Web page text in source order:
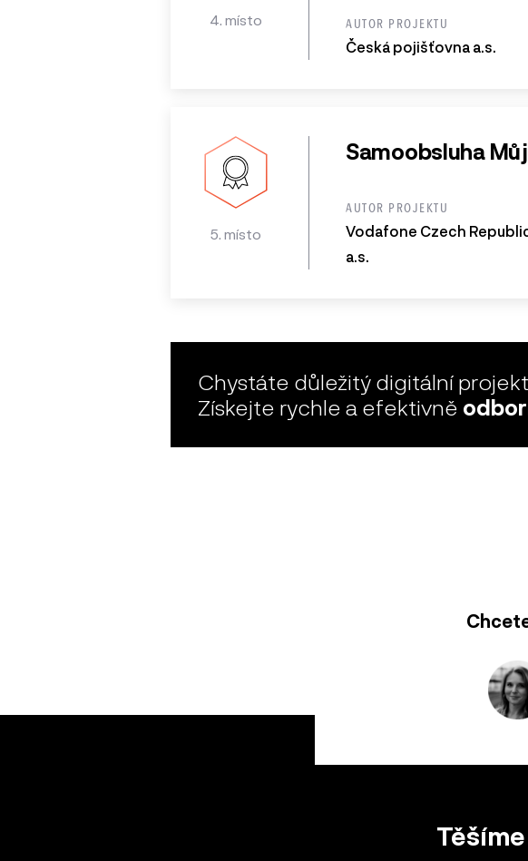
4. místo AUTOR PROJEKTU
Česká pojišťovna a.s.
5. místo
Samoobsluha
AUTOR PROJEKTU
Vodafone Czech
a.s.
Chystáte důležitý digitální
Získejte rychle a efektivně